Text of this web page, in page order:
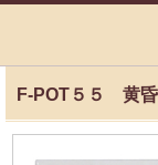
F-POT５５ 黄